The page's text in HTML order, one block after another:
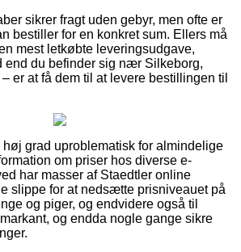
sikrer fragt uden gebyr, men ofte er
bestiller for en konkret sum. Ellers må
mest letkøbte leveringsudgave,
end du befinder sig nær Silkeborg,
er at få dem til at levere bestillingen til
høj grad uproblematisk for almindelige
om priser hos diverse e-
har masser af Staedtler online
slippe for at nedsætte prisniveauet på
og piger, og endvidere også til
og endda nogle gange sikre